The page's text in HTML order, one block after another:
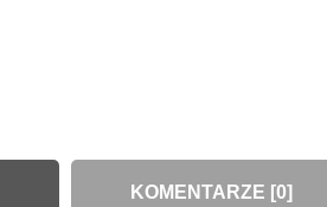
KOMENTARZE [0]